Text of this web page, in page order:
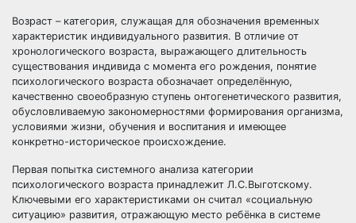
Возраст – категория, служащая для обозначения временных
характеристик индивидуального развития. В отличие от
хронологического возраста, выражающего длительность
существования индивида с момента его рождения, понятие
психологического возраста обозначает определённую,
качественно своеобразную ступень онтогенетического развития,
обусловливаемую закономерностями формирования организма,
условиями жизни, обучения и воспитания и имеющее
конкретно-историческое происхождение.
Первая попытка системного анализа категории
психологического возраста принадлежит Л.С.Выготскому.
Ключевыми его характеристиками он считал «социальную
ситуацию» развития, отражающую место ребёнка в системе